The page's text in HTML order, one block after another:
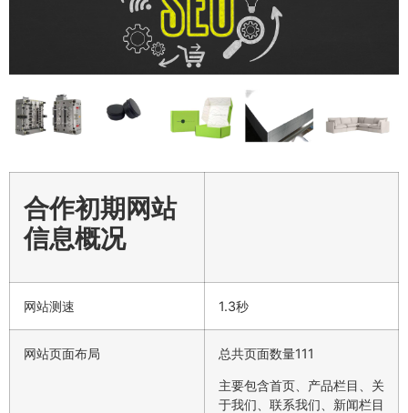
合作初期网站
信息概况
网站测速 1.3秒
网站页面布局 总共页面数量111
主要包含首页、产品栏目、关
于我们、联系我们、新闻栏目